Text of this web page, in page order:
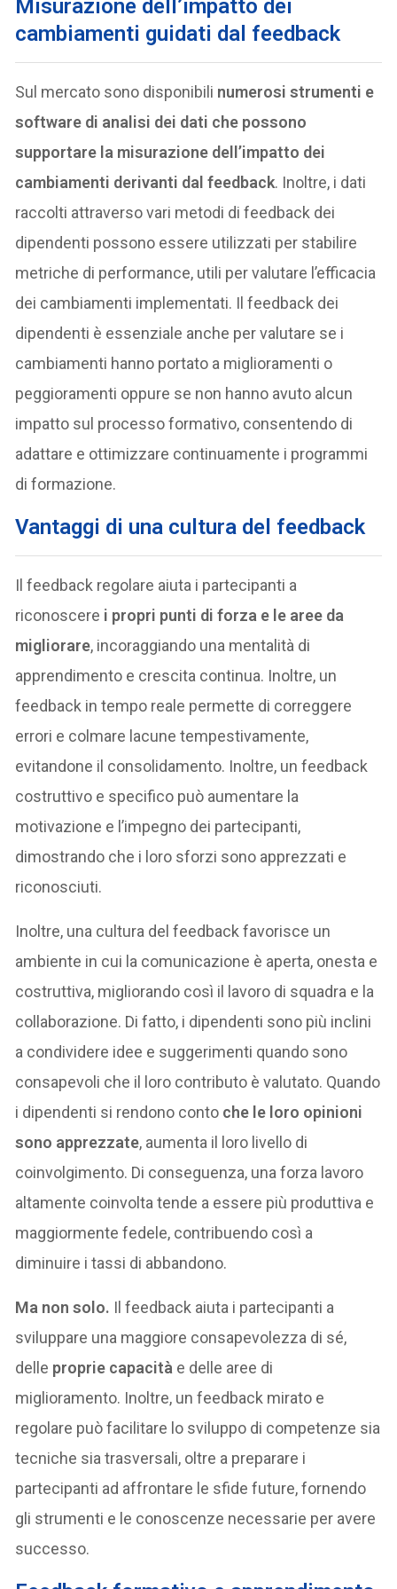
Misurazione dell’impatto dei
cambiamenti guidati dal feedback
Sul mercato sono disponibili numerosi strumenti e
software di analisi dei dati che possono
supportare la misurazione dell’impatto dei
cambiamenti derivanti dal feedback. Inoltre, i dati
raccolti attraverso vari metodi di feedback dei
dipendenti possono essere utilizzati per stabilire
metriche di performance, utili per valutare l’efficacia
dei cambiamenti implementati. Il feedback dei
dipendenti è essenziale anche per valutare se i
cambiamenti hanno portato a miglioramenti o
peggioramenti oppure se non hanno avuto alcun
impatto sul processo formativo, consentendo di
adattare e ottimizzare continuamente i programmi
di formazione.
Vantaggi di una cultura del feedback
Il feedback regolare aiuta i partecipanti a
riconoscere i propri punti di forza e le aree da
migliorare, incoraggiando una mentalità di
apprendimento e crescita continua. Inoltre, un
feedback in tempo reale permette di correggere
errori e colmare lacune tempestivamente,
evitandone il consolidamento. Inoltre, un feedback
costruttivo e specifico può aumentare la
motivazione e l’impegno dei partecipanti,
dimostrando che i loro sforzi sono apprezzati e
riconosciuti.
Inoltre, una cultura del feedback favorisce un
ambiente in cui la comunicazione è aperta, onesta e
costruttiva, migliorando così il lavoro di squadra e la
collaborazione. Di fatto, i dipendenti sono più inclini
a condividere idee e suggerimenti quando sono
consapevoli che il loro contributo è valutato. Quando
i dipendenti si rendono conto che le loro opinioni
sono apprezzate, aumenta il loro livello di
coinvolgimento. Di conseguenza, una forza lavoro
altamente coinvolta tende a essere più produttiva e
maggiormente fedele, contribuendo così a
diminuire i tassi di abbandono.
Ma non solo. Il feedback aiuta i partecipanti a
sviluppare una maggiore consapevolezza di sé,
delle proprie capacità e delle aree di
miglioramento. Inoltre, un feedback mirato e
regolare può facilitare lo sviluppo di competenze sia
tecniche sia trasversali, oltre a preparare i
partecipanti ad affrontare le sfide future, fornendo
gli strumenti e le conoscenze necessarie per avere
successo.